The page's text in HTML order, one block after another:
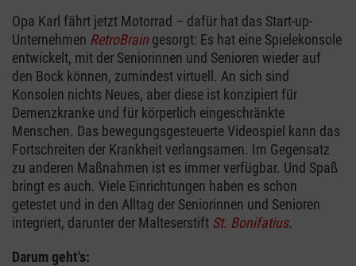
Opa Karl fährt jetzt Motorrad – dafür hat das Start-up-
Unternehmen RetroBrain gesorgt: Es hat eine Spielekonsole
entwickelt, mit der Seniorinnen und Senioren wieder auf
den Bock können, zumindest virtuell. An sich sind
Konsolen nichts Neues, aber diese ist konzipiert für
Demenzkranke und für körperlich eingeschränkte
Menschen. Das bewegungsgesteuerte Videospiel kann das
Fortschreiten der Krankheit verlangsamen. Im Gegensatz
zu anderen Maßnahmen ist es immer verfügbar. Und Spaß
bringt es auch. Viele Einrichtungen haben es schon
getestet und in den Alltag der Seniorinnen und Senioren
integriert, darunter der Malteserstift St. Bonifatius.
Darum geht's: